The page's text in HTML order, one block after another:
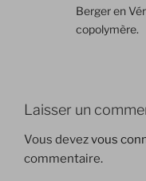
Berger en
copolymère.
Laisser un
Vous devezvous
commentaire.